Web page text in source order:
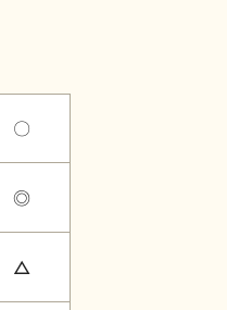
新商品・おすすめ商品
〇
◎
△